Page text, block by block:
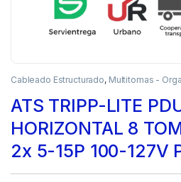
Cableado Estructurado, Multitomas -
ATS TRIPP-LITE
HORIZONTAL 8
2x 5-15P 100-127V